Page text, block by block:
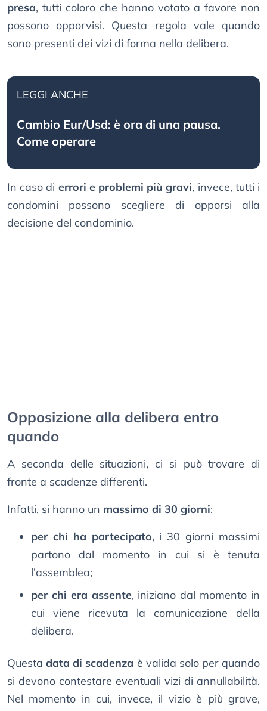
presa, tutti coloro che hanno votato a favore non
possono opporvisi. Questa regola vale quando
sono presenti dei vizi di forma nella delibera.
LEGGI ANCHE
Cambio Eur/Usd: è ora di una pausa.
Come operare
In caso di errori e problemi più gravi, invece, tutti i
condomini possono scegliere di opporsi alla
decisione del condominio.
Opposizione alla delibera entro
quando
A seconda delle situazioni, ci si può trovare di
fronte a scadenze differenti.
Infatti, si hanno un massimo di 30 giorni:
per chi ha partecipato, i 30 giorni massimi
partono dal momento in cui si è tenuta
l’assemblea;
per chi era assente, iniziano dal momento in
cui viene ricevuta la comunicazione della
delibera.
Questa data di scadenza è valida solo per quando
si devono contestare eventuali vizi di annullabilità.
Nel momento in cui, invece, il vizio è più grave,